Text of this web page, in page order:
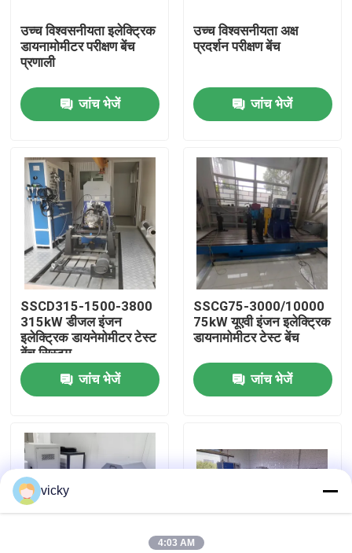
हमारे बारे में
फ़ैक्टरी टूर
हमसे संपर्क करें
समाचार
मामले
टॉर्क डायनेमोमीटर
उच्च विश्वसनीयता इलेक्ट्रिक
डायनामोमीटर परीक्षण बेंच
प्रणाली
जांच भेजें
उच्च विश्वसनीयता अक्ष
प्रदर्शन परीक्षण बेंच
जांच भेजें
SSCD315-1500-3800
315kW डीजल इंजन
इलेक्ट्रिक डायनेमोमीटर टेस्ट
बेंच सिस्टम
जांच भेजें
SSCG75-3000/10000
75kW यूएवी इंजन इलेक्ट्रिक
डायनामोमीटर टेस्ट बेंच
जांच भेजें
vicky
4:03 AM